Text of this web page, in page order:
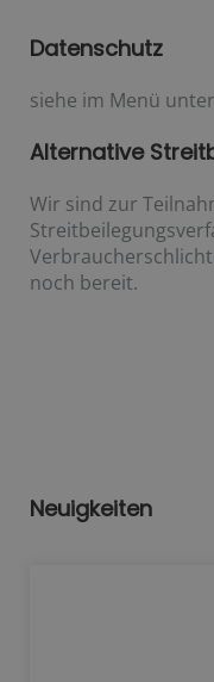
Datenschutz
siehe im Menü unter
Alternative
Wir sind zur
noch bereit.
Neuigkeiten